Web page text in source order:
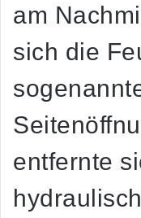
am
sich die
entfernte